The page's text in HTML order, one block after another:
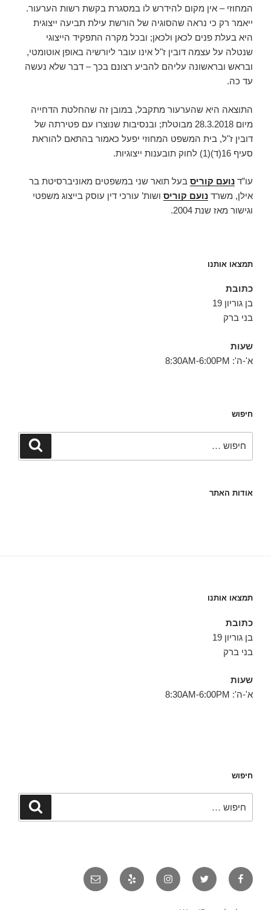
המחוזי – אין מקום להידרש לו במסגרת בקשת רשות הערעור.
ייאמר רק כי נראה שהסוגיה של הורשת עילת תביעה ייצוגית
היא בעלת פנים לכאן ולכאן; ובכל מקרה התפקיד הייצוגי
שנטלה על עצמה דובין ז"ל אינו עובר ליורשיה באופן אוטומטי,
ובראש ובראשונה עליהם להביע רצונם בכך – דבר שלא נעשה
עד כה.
התוצאה היא שהערעור מתקבל, במובן זה שהחלטת הדחייה
מיום 28.3.2018 מבוטלת; ובנסיבות שנוצרו עם פטירתה של
דובין ז"ל, בית המשפט המחוזי יפעל כאמור בהתאם להוראת
סעיף 16(ד)(1) לחוק תובענות ייצוגיות.
עו”ד נועם קוריס בעל תואר שני במשפטים מאוניברסיטת בר
אילן, משרד נועם קוריס ושות’ עורכי דין עוסק בייצוג משפטי
וגישור מאז שנת 2004.
תמצאו אותנו
כתובת
בן גוריון 19
בני ברק
שעות
א'-ה': 8:30AM-6:00PM
חיפוש
חיפוש
אודות האתר
תמצאו אותנו
כתובת
בן גוריון 19
בני ברק
שעות
א'-ה': 8:30AM-6:00PM
חיפוש
חיפוש
פייסבוק טוויטר אינסטגרם יאלפ אימייל